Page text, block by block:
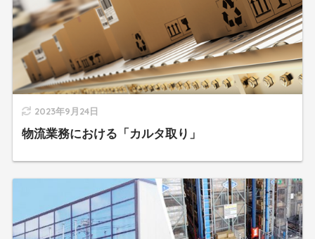
2023年9月24日
物流業務における「カルタ取り」